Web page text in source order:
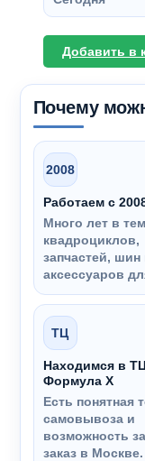
Добавить в
Почему
2008
Работаем с
Много лет в
квадроциклов,
запчастей, шин
аксессуаров
ТЦ
Находимся в
Формула Х
Есть понятная
самовывоза и
возможность
заказ в Москве.